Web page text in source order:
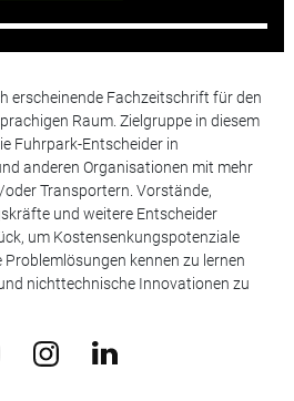
erscheinende Fachzeitschrift für den
Raum. Zielgruppe in diesem
Fuhrpark-Entscheider in
anderen Organisationen mit mehr
Transportern. Vorstände,
und weitere Entscheider
um Kostensenkungspotenziale
kennen zu lernen
nichttechnische Innovationen zu